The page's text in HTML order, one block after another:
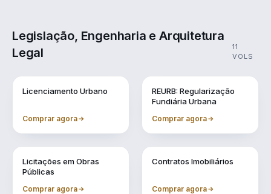
Legislação, Engenharia e Arquitetura
Legal
11
VOLS
Licenciamento Urbano
Comprar agora
REURB: Regularização
Fundiária Urbana
Comprar agora
Licitações em Obras
Públicas
Comprar agora
Contratos Imobiliários
Comprar agora